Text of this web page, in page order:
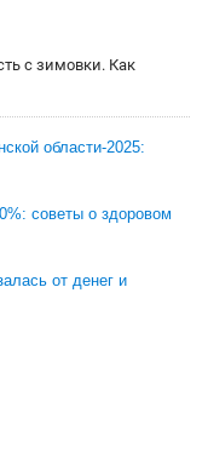
с зимовки. Как
области-2025:
советы о здоровом
от денег и